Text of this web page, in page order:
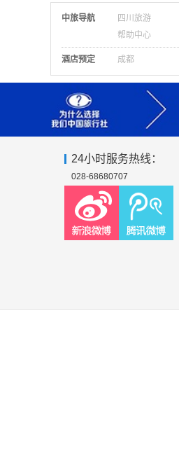
中旅导航 四川旅游
帮助中心
酒店预定 成都
24小时服务热线：
028-68680707